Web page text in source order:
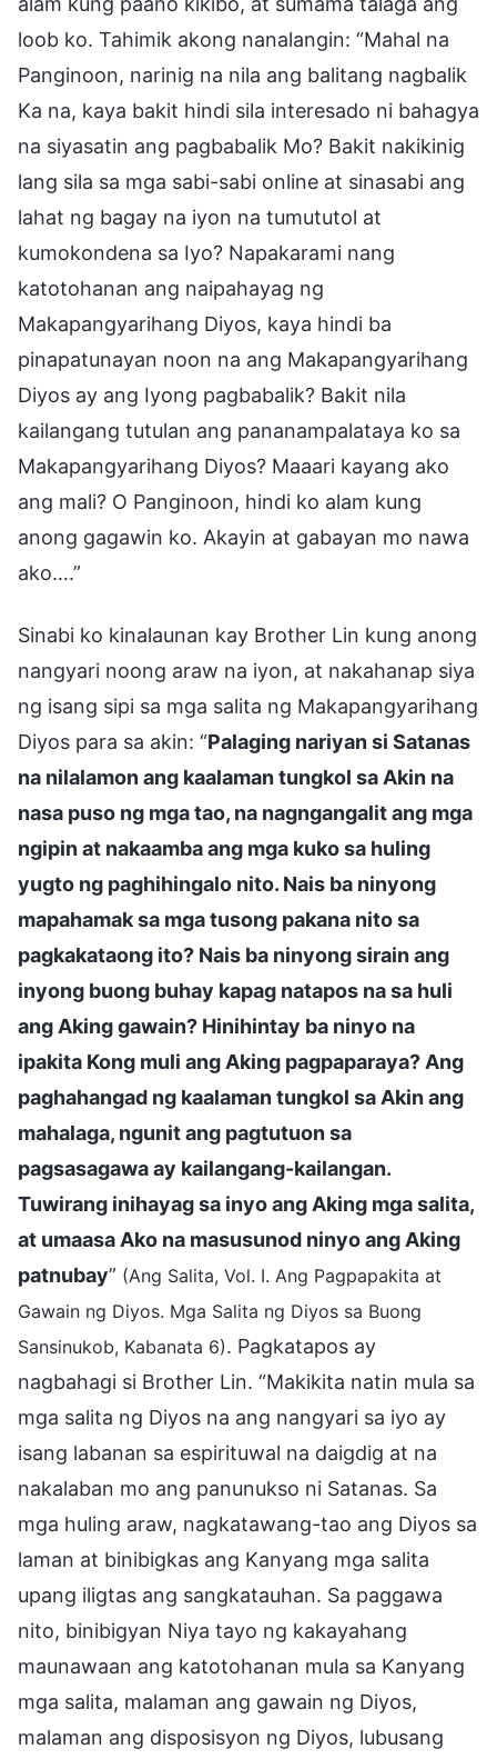
loob ko. Tahimik akong nanalangin: “Mahal na
Panginoon, narinig na nila ang balitang nagbalik
Ka na, kaya bakit hindi sila interesado ni bahagya
na siyasatin ang pagbabalik Mo? Bakit nakikinig
lang sila sa mga sabi-sabi online at sinasabi ang
lahat ng bagay na iyon na tumututol at
kumokondena sa Iyo? Napakarami nang
katotohanan ang naipahayag ng
Makapangyarihang Diyos, kaya hindi ba
pinapatunayan noon na ang Makapangyarihang
Diyos ay ang Iyong pagbabalik? Bakit nila
kailangang tutulan ang pananampalataya ko sa
Makapangyarihang Diyos? Maaari kayang ako
ang mali? O Panginoon, hindi ko alam kung
anong gagawin ko. Akayin at gabayan mo nawa
ako….”
Sinabi ko kinalaunan kay Brother Lin kung anong
nangyari noong araw na iyon, at nakahanap siya
ng isang sipi sa mga salita ng Makapangyarihang
Diyos para sa akin: “Palaging nariyan si Satanas
na nilalamon ang kaalaman tungkol sa Akin na
nasa puso ng mga tao, na nagngangalit ang mga
ngipin at nakaamba ang mga kuko sa huling
yugto ng paghihingalo nito. Nais ba ninyong
mapahamak sa mga tusong pakana nito sa
pagkakataong ito? Nais ba ninyong sirain ang
inyong buong buhay kapag natapos na sa huli
ang Aking gawain? Hinihintay ba ninyo na
ipakita Kong muli ang Aking pagpaparaya? Ang
paghahangad ng kaalaman tungkol sa Akin ang
mahalaga, ngunit ang pagtutuon sa
pagsasagawa ay kailangang-kailangan.
Tuwirang inihayag sa inyo ang Aking mga salita,
at umaasa Ako na masusunod ninyo ang Aking
patnubay” (Ang Salita, Vol. I. Ang Pagpapakita at
Gawain ng Diyos. Mga Salita ng Diyos sa Buong
Sansinukob, Kabanata 6). Pagkatapos ay
nagbahagi si Brother Lin. “Makikita natin mula sa
mga salita ng Diyos na ang nangyari sa iyo ay
isang labanan sa espirituwal na daigdig at na
nakalaban mo ang panunukso ni Satanas. Sa
mga huling araw, nagkatawang-tao ang Diyos sa
laman at binibigkas ang Kanyang mga salita
upang iligtas ang sangkatauhan. Sa paggawa
nito, binibigyan Niya tayo ng kakayahang
maunawaan ang katotohanan mula sa Kanyang
mga salita, malaman ang gawain ng Diyos,
malaman ang disposisyon ng Diyos, lubusang